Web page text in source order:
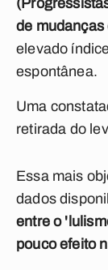
de
elevado
espontânea.
Uma
retirada do
Essa mais
dados
entre o
pouco efeito